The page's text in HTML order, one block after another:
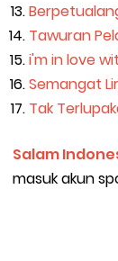
Tawuran
i'm in love
Semangat
Tak
Salam
masuk akun